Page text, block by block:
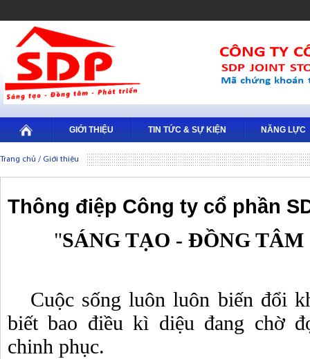
GIỚI THIỆU TIN TỨC & SỰ KIỆN NĂNG LỰC
Trang chủ / Giới thiệu
Thông điệp Công ty cổ phần
"SÁNG TẠO - ĐỒNG
Cuộc sống luôn luôn biến đổi
biết bao điều kì diệu đang chờ
chinh phục.